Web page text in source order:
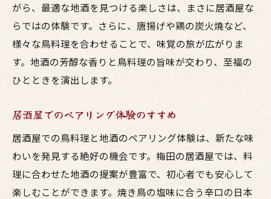
がら、最適な地酒を見つける楽しさは、まさに居酒屋な
らではの体験です。さらに、唐揚げや鶏の炭火焼など、
様々な鳥料理を合わせることで、味覚の旅が広がりま
す。地酒の芳醇な香りと鳥料理の旨味が交わり、至福の
ひとときを演出します。
居酒屋でのペアリング体験のすすめ
居酒屋での鳥料理と地酒のペアリング体験は、新たな味
わいを発見する絶好の機会です。梅田の居酒屋では、料
理に合わせた地酒の提案が豊富で、初心者でも安心して
楽しむことができます。焼き鳥の塩味に合う辛口の日本